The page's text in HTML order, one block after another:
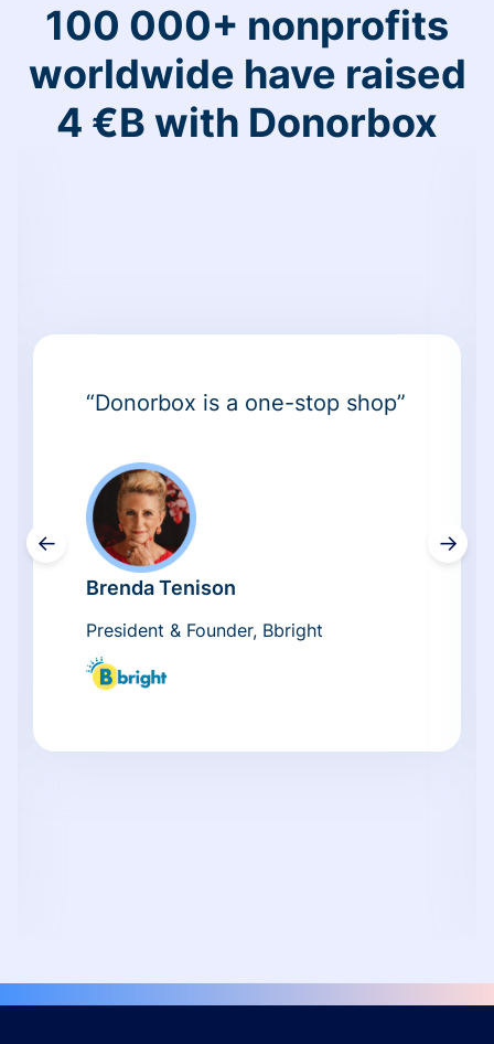
100 000+ nonprofits
worldwide have raised
4 €B with Donorbox
←
“Donorbox is a one-stop shop”
Brenda Tenison
President & Founder, Bbright
→